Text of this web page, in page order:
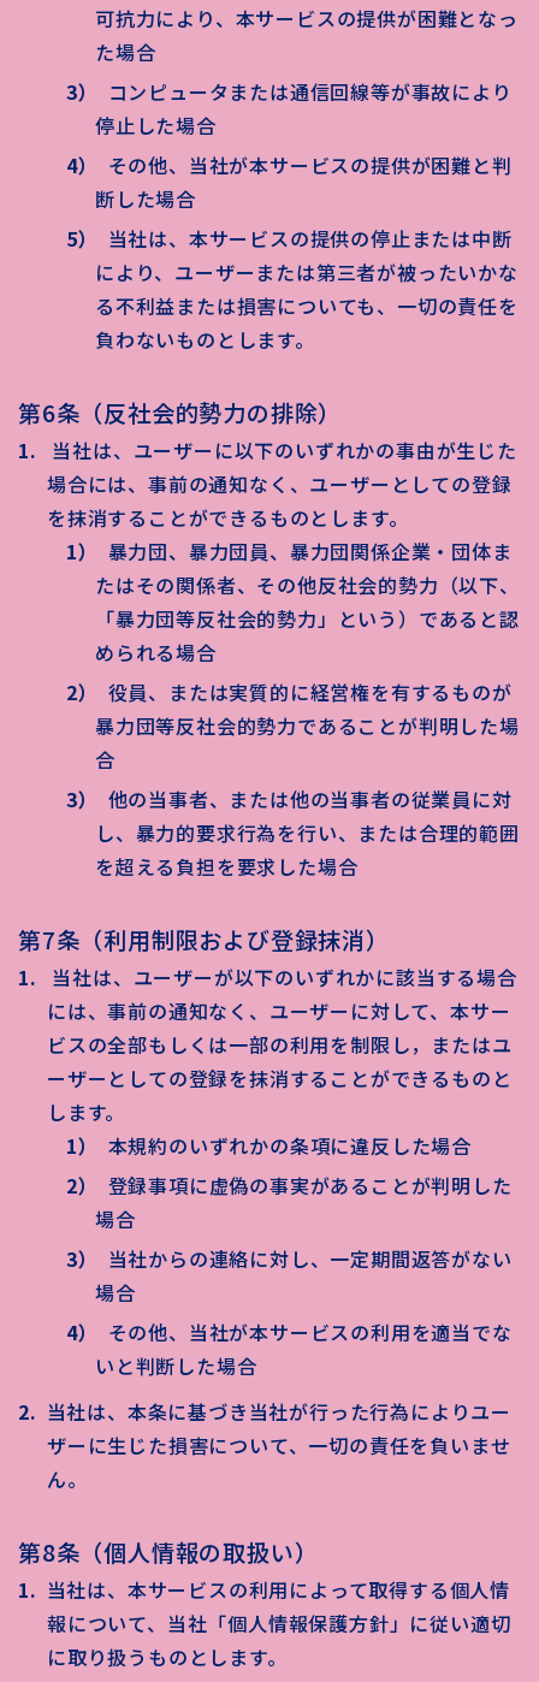
可抗力により、本サービスの提供が困難となっ
た場合
コンピュータまたは通信回線等が事故により
停止した場合
その他、当社が本サービスの提供が困難と判
断した場合
当社は、本サービスの提供の停止または中断
により、ユーザーまたは第三者が被ったいかな
る不利益または損害についても、一切の責任を
負わないものとします。
第6条（反社会的勢力の排除）
当社は、ユーザーに以下のいずれかの事由が生じた
場合には、事前の通知なく、ユーザーとしての登録
を抹消することができるものとします。
暴力団、暴力団員、暴力団関係企業・団体ま
たはその関係者、その他反社会的勢力（以下、
「暴力団等反社会的勢力」という）であると認
められる場合
役員、または実質的に経営権を有するものが
暴力団等反社会的勢力であることが判明した場
合
他の当事者、または他の当事者の従業員に対
し、暴力的要求行為を行い、または合理的範囲
を超える負担を要求した場合
第7条（利用制限および登録抹消）
当社は、ユーザーが以下のいずれかに該当する場合
には、事前の通知なく、ユーザーに対して、本サー
ビスの全部もしくは一部の利用を制限し，またはユ
ーザーとしての登録を抹消することができるものと
します。
本規約のいずれかの条項に違反した場合
登録事項に虚偽の事実があることが判明した
場合
当社からの連絡に対し、一定期間返答がない
場合
その他、当社が本サービスの利用を適当でな
いと判断した場合
当社は、本条に基づき当社が行った行為によりユー
ザーに生じた損害について、一切の責任を負いませ
ん。
第8条（個人情報の取扱い）
当社は、本サービスの利用によって取得する個人情
報について、当社「個人情報保護方針」に従い適切
に取り扱うものとします。